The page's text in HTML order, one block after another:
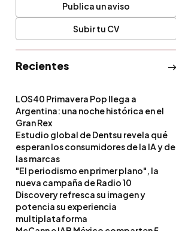
Publica un aviso
Subir tu CV
Recientes
LOS40 Primavera Pop llega a
Argentina: una noche histórica en el
Gran Rex
Estudio global de Dentsu revela qué
esperan los consumidores de la IA y de
las marcas
"El periodismo en primer plano", la
nueva campaña de Radio 10
Discovery refresca su imagen y
potencia su experiencia
multiplataforma